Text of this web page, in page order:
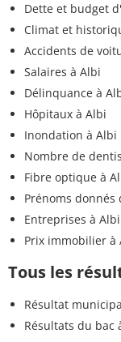
Dette et budget
Climat et
Accidents de
Salaires à Albi
Délinquance à
Hôpitaux à Albi
Inondation à Albi
Nombre de
Fibre optique à
Prénoms donnés
Entreprises à Albi
Prix immobilier à
Tous les
Résultat
Résultats du bac